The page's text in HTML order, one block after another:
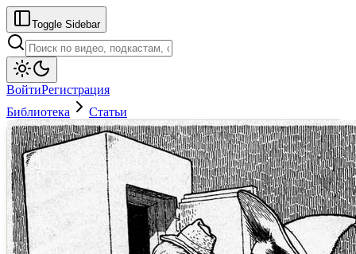
Toggle Sidebar
ВойтиРегистрация
Библиотека
Статьи